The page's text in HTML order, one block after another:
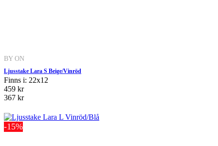
BY ON
Ljusstake Lara S Beige/Vinröd
Finns i: 22x12
459 kr
367 kr
-15%